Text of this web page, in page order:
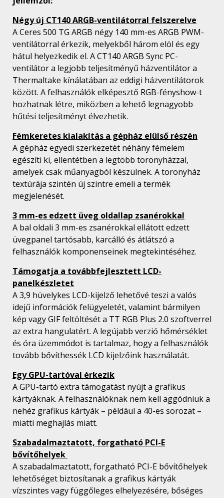
Négy új CT140 ARGB-ventilátorral felszerelve
A Ceres 500 TG ARGB négy 140 mm-es ARGB PWM-
ventilátorral érkezik, melyekből három elöl és egy
hátul helyezkedik el. A CT140 ARGB Sync PC-
ventilátor a legjobb teljesítményű házventilátor a
Thermaltake kínálatában az eddigi házventilátorok
között. A felhasználók elképesztő RGB-fényshow-t
hozhatnak létre, miközben a lehető legnagyobb
hűtési teljesítményt élvezhetik.
Fémkeretes kialakítás a gépház elülső részén
A gépház egyedi szerkezetét néhány fémelem
egészíti ki, ellentétben a legtöbb toronyházzal,
amelyek csak műanyagból készülnek. A toronyház
textúrája szintén új szintre emeli a termék
megjelenését.
3 mm-es edzett üveg oldallap zsanérokkal
A bal oldali 3 mm-es zsanérokkal ellátott edzett
üvegpanel tartósabb, karcálló és átlátszó a
felhasználók komponenseinek megtekintéséhez.
Támogatja a továbbfejlesztett LCD-
panelkészletet
A 3,9 hüvelykes LCD-kijelző lehetővé teszi a valós
idejű információk felügyeletét, valamint bármilyen
kép vagy GIF feltöltését a TT RGB Plus 2.0 szoftverrel
az extra hangulatért. A legújabb verzió hőmérséklet
és óra üzemmódot is tartalmaz, hogy a felhasználók
tovább bővíthessék LCD kijelzőink használatát.
Egy GPU-tartóval érkezik
A GPU-tartó extra támogatást nyújt a grafikus
kártyáknak. A felhasználóknak nem kell aggódniuk a
nehéz grafikus kártyák – például a 40-es sorozat –
miatti meghajlás miatt.
Szabadalmaztatott, forgatható PCI-E
bővítőhelyek
A szabadalmaztatott, forgatható PCI-E bővítőhelyek
lehetőséget biztosítanak a grafikus kártyák
vízszintes vagy függőleges elhelyezésére, bőséges